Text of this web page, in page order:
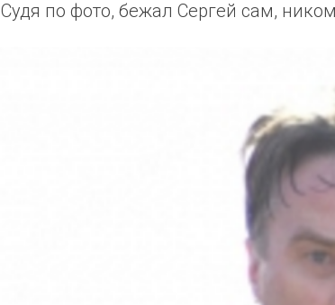
Судя по фото, бежал Сергей сам,